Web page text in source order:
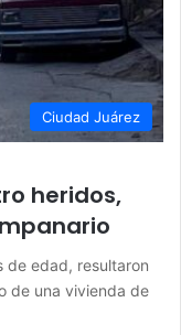
Ciudad Juárez
heridos,
de edad, resultaron
de una vivienda de